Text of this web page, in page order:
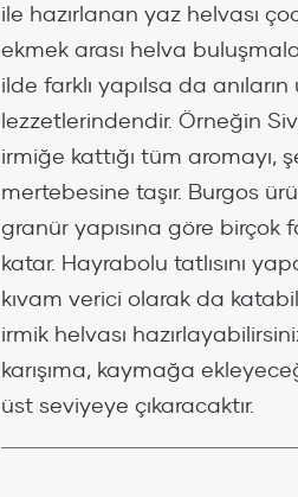
ile hazırlanan yaz helvası
ekmek arası helva
ilde farklı yapılsa da
lezzetlerindendir. Örneğin
irmiğe kattığı tüm aromayı,
mertebesine taşır. Burgos
granür yapısına göre birçok
katar. Hayrabolu tatlısını
kıvam verici olarak da
irmik helvası
karışıma, kaymağa
üst seviyeye çıkaracaktır.